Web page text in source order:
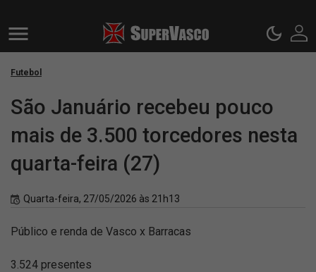
Futebol
São Januário recebeu pouco
mais de 3.500 torcedores nesta
quarta-feira (27)
Quarta-feira, 27/05/2026 às 21h13
Público e renda de Vasco x Barracas
3.524 presentes